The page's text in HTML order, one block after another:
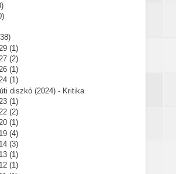
(1)
(2)
(1)
(1)
diszkó (2024) - Kritika
(1)
(2)
(1)
(4)
(3)
(1)
(1)